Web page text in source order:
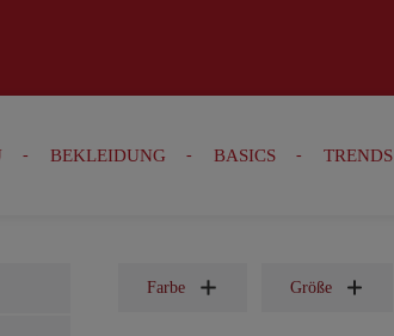
BEKLEIDUNG BASICS TRENDS
Farbe Größe